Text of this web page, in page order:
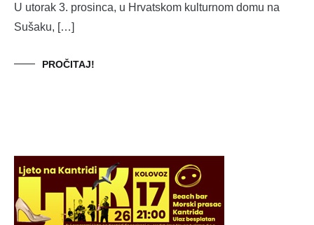
U utorak 3. prosinca, u Hrvatskom kulturnom domu na
Sušaku, […]
PROČITAJ!